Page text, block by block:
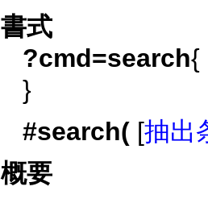
書式
?cmd=search{
}
#search( [抽出
概要